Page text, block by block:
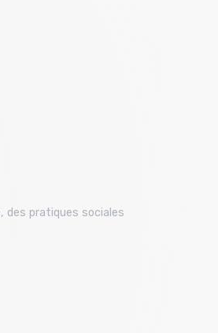
des pratiques sociales